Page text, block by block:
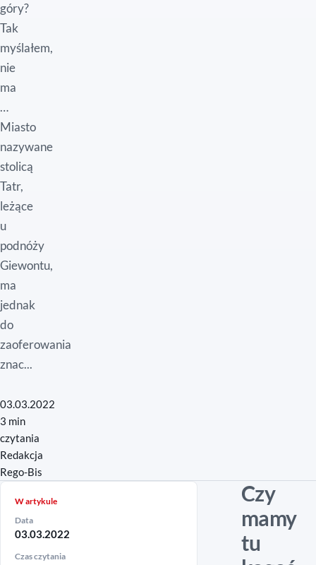
góry?
Tak
myślałem,
nie
ma
…
Miasto
nazywane
stolicą
Tatr,
leżące
u
podnóży
Giewontu,
ma
jednak
do
zaoferowania
znac...
03.03.2022
3 min
czytania
Redakcja
Rego-Bis
W artykule
Data
03.03.2022
Czas czytania
Czy
mamy
tu